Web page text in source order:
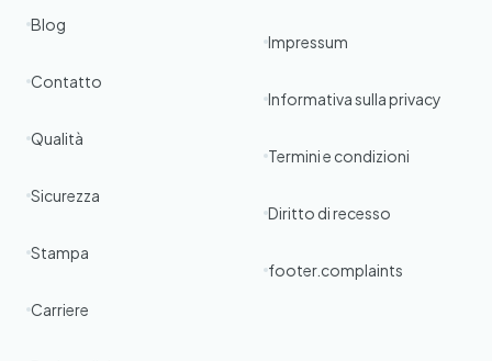
Blog
Contatto
Qualità
Sicurezza
Stampa
Carriere
Impressum
Informativa sulla privacy
Termini e condizioni
Diritto di recesso
footer.complaints